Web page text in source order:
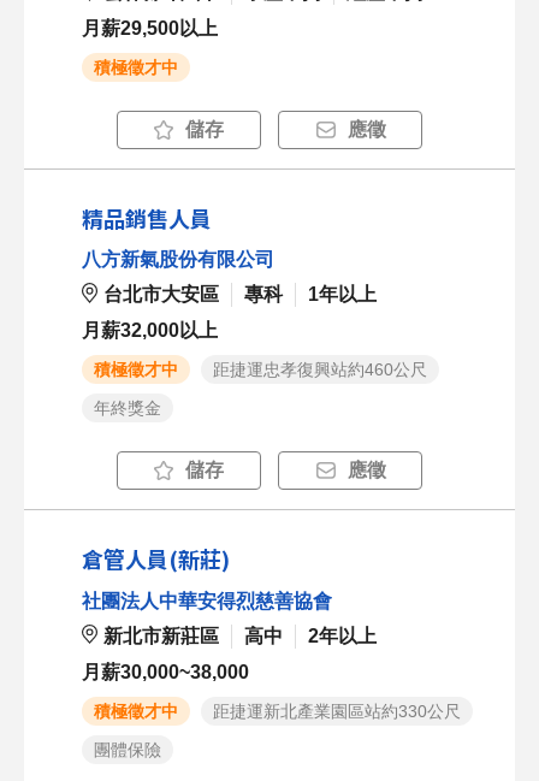
月薪29,500以上
積極徵才中
儲存 應徵
精品銷售人員
八方新氣股份有限公司
台北市大安區
專科
1年以上
月薪32,000以上
積極徵才中
距捷運忠孝復興站約460公尺
年終獎金
儲存 應徵
倉管人員(新莊)
社團法人中華安得烈慈善協會
新北市新莊區
高中
2年以上
月薪30,000~38,000
積極徵才中
距捷運新北產業園區站約330公尺
團體保險